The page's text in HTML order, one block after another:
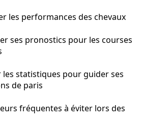
les performances des chevaux
ses pronostics pour les courses
les statistiques pour guider ses
de paris
fréquentes à éviter lors des